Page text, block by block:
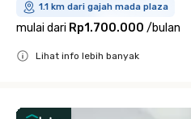
1.1 km dari gajah mada plaza
mulai dari Rp1.700.000 /bulan
Lihat info lebih banyak